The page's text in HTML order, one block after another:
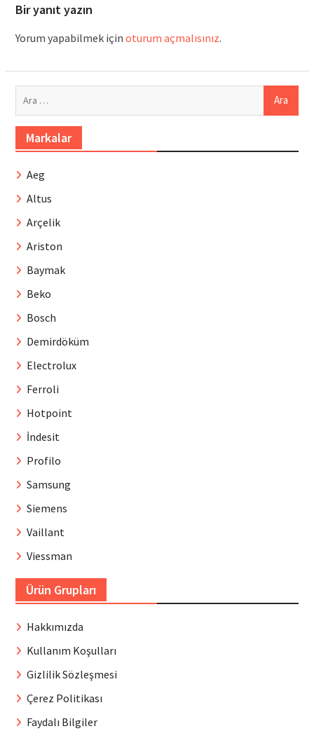
Bir yanıt yazın
Yorum yapabilmek için oturum açmalısınız.
Markalar
Aeg
Altus
Arçelik
Ariston
Baymak
Beko
Bosch
Demirdöküm
Electrolux
Ferroli
Hotpoint
İndesit
Profilo
Samsung
Siemens
Vaillant
Viessman
Ürün Grupları
Hakkımızda
Kullanım Koşulları
Gizlilik Sözleşmesi
Çerez Politikası
Faydalı Bilgiler